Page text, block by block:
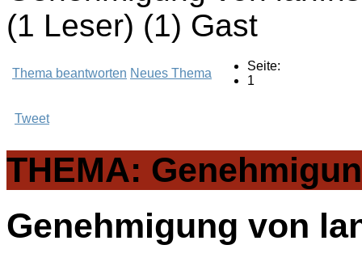
(1 Leser) (1) Gast
Thema beantworten Neues Thema
Seite:
1
Tweet
THEMA:
Genehmigung von